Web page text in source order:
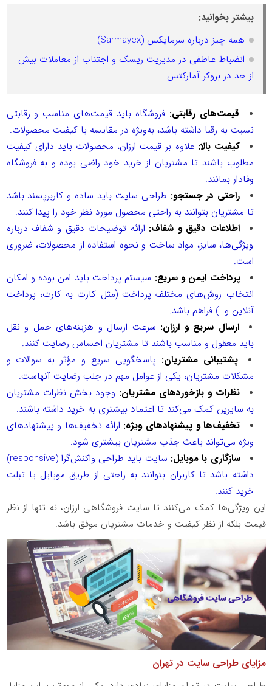
بیشتر بخوانید:
همه چیز درباره سرمایکس (Sarmayex)
انضباط عاطفی در مدیریت ریسک و اجتناب از معاملات بیش
از حد در بروکر آمارکتس
قیمت‌های رقابتی: فروشگاه باید قیمت‌های مناسب و رقابتی
نسبت به رقبا داشته باشد، به‌ویژه در مقایسه با کیفیت محصولات.
کیفیت بالا:علاوه بر قیمت ارزان، محصولات باید دارای کیفیت
مطلوب باشند تا مشتریان از خرید خود راضی بوده و به فروشگاه
وفادار بمانند.
راحتی در جستجو: طراحی سایت باید ساده و کاربرپسند باشد
تا مشتریان بتوانند به راحتی محصول مورد نظر خود را پیدا کنند.
اطلاعات دقیق و شفاف: ارائه توضیحات دقیق و شفاف درباره
ویژگی‌ها، سایز، مواد ساخت و نحوه استفاده از محصولات، ضروری
است.
پرداخت ایمن و سریع: سیستم پرداخت باید امن بوده و امکان
انتخاب روش‌های مختلف پرداخت (مثل کارت به کارت، پرداخت
آنلاین و…) فراهم باشد.
ارسال سریع و ارزان: سرعت ارسال و هزینه‌های حمل و نقل
باید معقول و مناسب باشند تا مشتریان احساس رضایت کنند.
پشتیبانی مشتریان: پاسخگویی سریع و مؤثر به سوالات و
مشکلات مشتریان، یکی از عوامل مهم در جلب رضایت آنهاست.
نظرات و بازخوردهای مشتریان: وجود بخش نظرات مشتریان
به سایرین کمک می‌کند تا اعتماد بیشتری به خرید داشته باشند.
تخفیف‌ها و پیشنهادهای ویژه: ارائه تخفیف‌ها و پیشنهادهای
ویژه می‌تواند باعث جذب مشتریان بیشتری شود.
سازگاری با موبایل: سایت باید طراحی واکنش‌گرا (responsive
)
داشته باشد تا کاربران بتوانند به راحتی از طریق موبایل یا تبلت
خرید کنند.
این ویژگی‌ها کمک می‌کنند تا سایت فروشگاهی ارزان، نه تنها از نظر
قیمت بلکه از نظر کیفیت و خدمات مشتریان موفق باشد.
مزایای طراحی سایت در تهران